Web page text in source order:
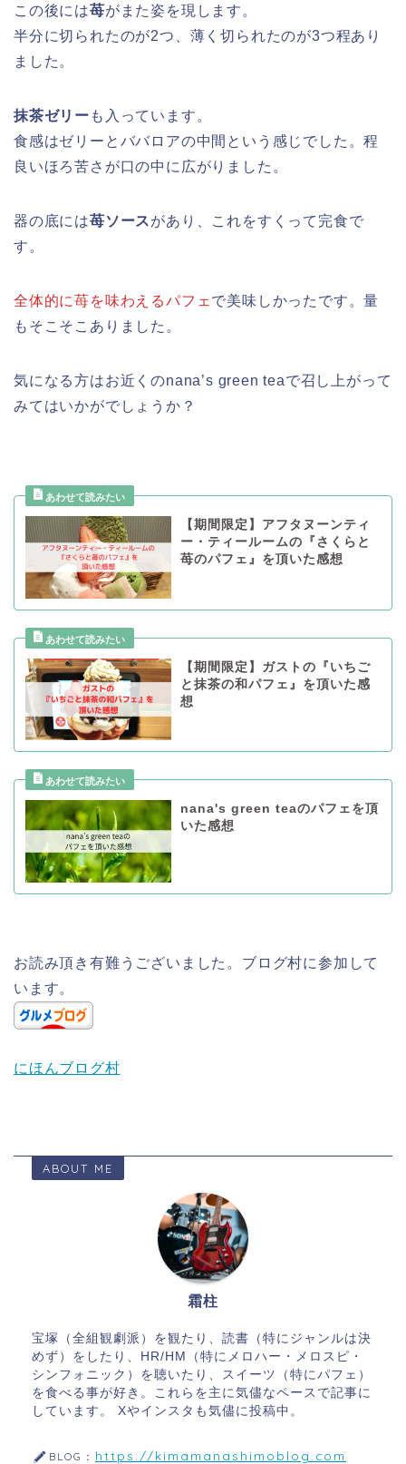
この後には苺がまた姿を現します。
半分に切られたのが2つ、薄く切られたのが3つ程あり
ました。
抹茶ゼリー も入っています。
食感はゼリーとババロアの中間という感じでした。程
良いほろ苦さが口の中に広がりました。
器の底には苺ソースがあり、これをすくって完食で
す。
全体的に苺を味わえるパフェ で美味しかったです。量
もそこそこありました。
気になる方はお近くのnana’s green teaで召し上がって
みてはいかがでしょうか？
【期間限定】アフタヌーンティ
ー・ティールームの『さくらと
苺のパフェ』を頂いた感想
【期間限定】ガストの『いちご
と抹茶の和パフェ』を頂いた感
想
nana's green teaのパフェを頂
いた感想
お読み頂き有難うございました。ブログ村に参加して
います。
にほんブログ村
ABOUT ME
霜柱
宝塚（全組観劇派）を観たり、読書（特にジャンルは決
めず）をしたり、HR/HM（特にメロハー・メロスピ・
シンフォニック）を聴いたり、スイーツ（特にパフェ）
を食べる事が好き。これらを主に気儘なペースで記事に
しています。 Xやインスタも気儘に投稿中。
BLOG： https://kimamanashimoblog.com